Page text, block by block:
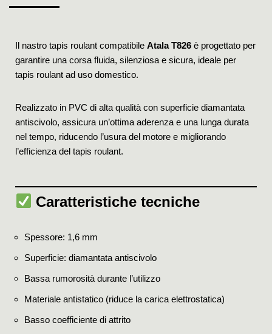
Il nastro tapis roulant compatibile Atala T826 è progettato per
garantire una corsa fluida, silenziosa e sicura, ideale per
tapis roulant ad uso domestico.
Realizzato in PVC di alta qualità con superficie diamantata
antiscivolo, assicura un’ottima aderenza e una lunga durata
nel tempo, riducendo l’usura del motore e migliorando
l’efficienza del tapis roulant.
Caratteristiche tecniche
Spessore: 1,6 mm
Superficie: diamantata antiscivolo
Bassa rumorosità durante l’utilizzo
Materiale antistatico (riduce la carica elettrostatica)
Basso coefficiente di attrito